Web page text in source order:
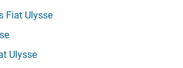
Fiat Ulysse
Ulysse